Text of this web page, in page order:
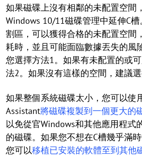
如果磁碟上沒有相鄰的未配置空間
Windows 10/11磁碟管理中延伸C
割區，可以獲得合格的未配置空間
耗時，並且可能面臨數據丟失的風
您選擇方法1。如果有未配置的或
法2。如果沒有這樣的空間，建議選
如果整個系統磁碟太小，您可以使
Assistant將磁碟複製到一個更大的
以免從官Windows和其他應用程式
的磁碟。如果您不想在C槽幾乎滿
您可以移植已安裝的軟體至到其他